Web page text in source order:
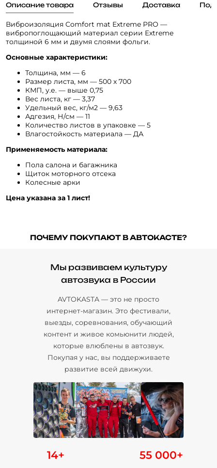
Описание товара Отзывы Доставка
Виброизоляция Comfort mat Extreme PRO —
вибропоглощающий материал серии Extreme
толщиной 6 мм и двумя слоями фольги.
Основные характеристики:
Толщина, мм — 6
Размер листа, мм — 500 х 700
КМП, у.е. — выше 0,75
Вес листа, кг — 3,37
Удельный вес, кг/м2 — 9,63
Адгезия, Н/см — 11
Количество листов в упаковке — 5
Влагостойкость материала — ДА
Применяемость материала:
Пола салона и багажника
Щиток моторного отсека
Колесные арки
Цена указана за 1 лист!
ПОЧЕМУ ПОКУПАЮТ В АВТОКАСТЕ?
Мы развиваем культуру
автозвука в России
AVTOKASTA — это не просто
интернет-магазин. Это фестивали,
выезды, соревнования, обучающий
контент и живое комьюнити людей,
которые влюблены в автозвук.
Покупая у нас, вы поддерживаете
развитие всей движухи.
14+ 55 000+